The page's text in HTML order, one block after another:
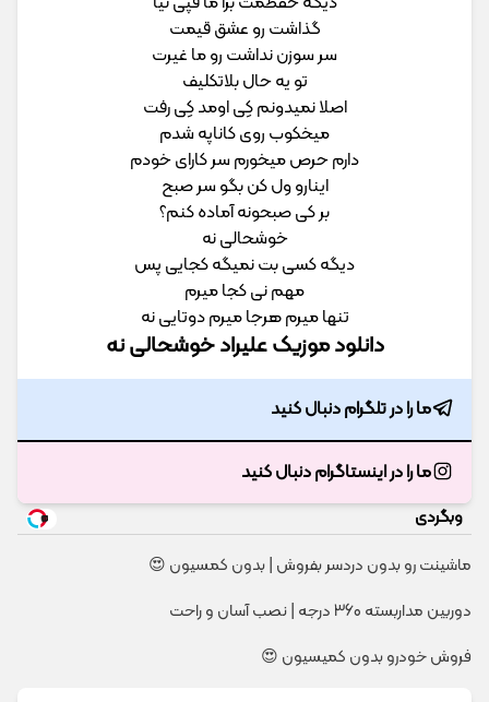
گذاشت رو عشق قیمت
سر سوزن نداشت رو ما غیرت
تو یه حال بلاتکلیف
اصلا نمیدونم کِی اومد کِی رفت
میخکوب روی کاناپه شدم
دارم حرص میخورم سر کارای خودم
اینارو ول کن بگو سر صبح
بر کی صبحونه آماده کنم؟
خوشحالی نه
دیگه کسی بت نمیگه کجایی پس
مهم نی کجا میرم
تنها میرم هرجا میرم دوتایی نه
دانلود موزیک علیراد خوشحالی نه
ما را در تلگرام دنبال کنید
ما را در اینستاگرام دنبال کنید
وبگردی
ماشینت رو بدون دردسر بفروش | بدون کمسیون 😍
دوربین مداربسته 360 درجه | نصب آسان و راحت
فروش خودرو بدون کمیسیون 😍